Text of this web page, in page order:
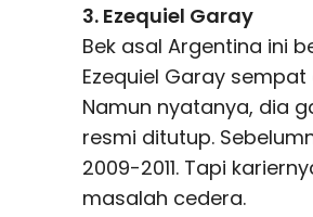
3. Ezequiel Garay
Bek asal Argentina ini
Ezequiel Garay
Namun nyatanya, dia
resmi ditutup.
2009-2011. Tapi
masalah cedera.